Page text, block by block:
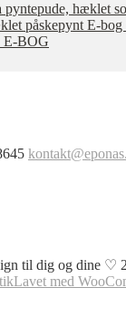
E-BOG
til dig og dine ♡
Lavet med